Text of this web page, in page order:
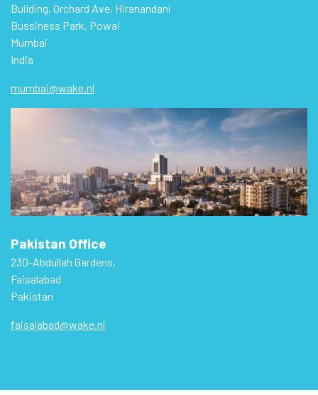
Building, Orchard Ave, Hiranandani
Bussiness Park, Powai
Mumbai
India
mumbai@wake.nl
Pakistan Office
230-Abdullah Gardens,
Faisalabad
Pakistan
faisalabad@wake.nl